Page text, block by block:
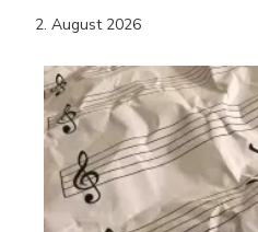
2. August 2026